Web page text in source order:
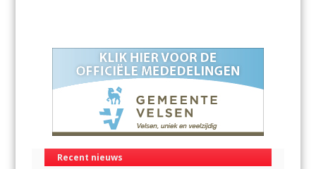
Recent nieuws